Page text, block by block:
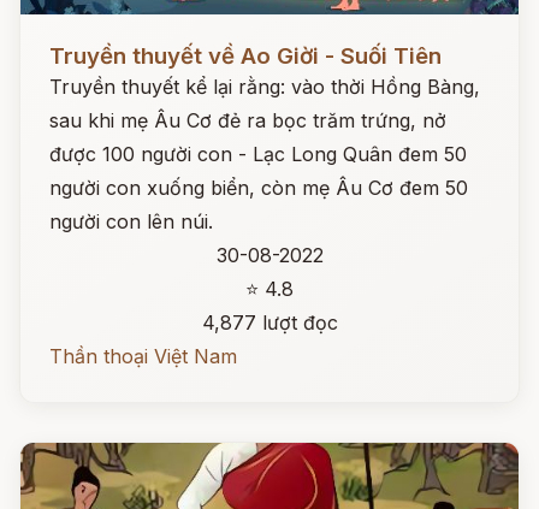
Đọc ngay
Truyền thuyết về Ao Giời - Suối Tiên
Truyền thuyết kể lại rằng: vào thời Hồng Bàng,
sau khi mẹ Âu Cơ đẻ ra bọc trăm trứng, nở
được 100 người con - Lạc Long Quân đem 50
người con xuống biển, còn mẹ Âu Cơ đem 50
người con lên núi.
30-08-2022
⭐ 4.8
4,877 lượt đọc
Thần thoại Việt Nam